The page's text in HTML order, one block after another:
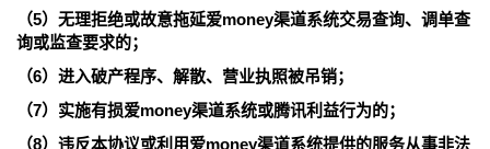
（5）无理拒绝或故意拖延爱money渠道系统交易查询、调单查
询或监查要求的；
（6）进入破产程序、解散、营业执照被吊销；
（7）实施有损爱money渠道系统或腾讯利益行为的；
（8）违反本协议或利用爱money渠道系统提供的服务从事非法